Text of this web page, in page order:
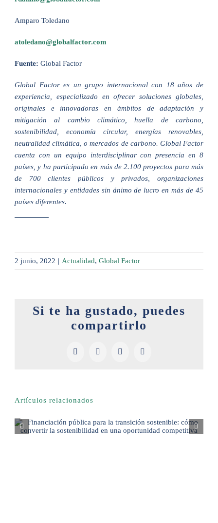
Amparo Toledano
atoledano@globalfactor.com
Fuente: Global Factor
Global Factor es un grupo internacional con 18 años de
experiencia, especializado en ofrecer soluciones globales,
originales e innovadoras en ámbitos de adaptación y
mitigación al cambio climático, huella de carbono,
sostenibilidad, economía circular, energías renovables,
neutralidad climática, o mercados de carbono. Global Factor
cuenta con un equipo interdisciplinar con presencia en 8
países, y ha participado en más de 2.100 proyectos para más
de 700 clientes públicos y privados, organizaciones
internacionales y entidades sin ánimo de lucro en más de 45
países diferentes.
2 junio, 2022 | Actualidad, Global Factor
Si te ha gustado, puedes
compartirlo
Facebook
X LinkedInPinterest
Artículos relacionados